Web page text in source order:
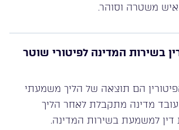
משטרה וסוהר.
בשירות המדינה לפיטורי שוטר
הם תוצאה של הליך משמעתי
עובד מדינה מתקבלת לאחר הליך
דין למשמעת בשירות המדינה.